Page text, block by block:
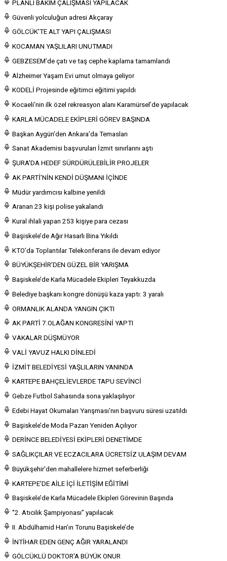
PLANLI BAKIM ÇALIŞMASI YAPILACAK
Güvenli yolculuğun adresi Akçaray
GÖLCÜK'TE ALT YAPI ÇALIŞMASI
KOCAMAN YAŞLILARI UNUTMADI
GEBZESEM’de çatı ve taş cephe kaplama tamamlandı
Alzheimer Yaşam Evi umut olmaya geliyor
KODELİ Projesinde eğitimci eğitimi yapıldı
Kocaeli’nin ilk özel rekreasyon alanı Karamürsel’de yapılacak
KARLA MÜCADELE EKİPLERİ GÖREV BAŞINDA
Başkan Aygün’den Ankara’da Temasları
Sanat Akademisi başvuruları İzmit sınırlarını aştı
ŞURA'DA HEDEF SÜRDÜRÜLEBİLİR PROJELER
AK PARTİ’NİN KENDİ DÜŞMANI İÇİNDE
Müdür yardımcısı kalbine yenildi
Aranan 23 kişi polise yakalandı
Kural ihlali yapan 253 kişiye para cezası
Başiskele’de Ağır Hasarlı Bina Yıkıldı
KTO’da Toplantılar Telekonferans ile devam ediyor
BÜYÜKŞEHİR'DEN GÜZEL BİR YARIŞMA
Başiskele’de Karla Mücadele Ekipleri Teyakkuzda
Belediye başkanı kongre dönüşü kaza yaptı: 3 yaralı
ORMANLIK ALANDA YANGIN ÇIKTI
AK PARTİ 7.OLAĞAN KONGRESİNİ YAPTI
VAKALAR DÜŞMÜYOR
VALİ YAVUZ HALKI DİNLEDİ
İZMİT BELEDİYESİ YAŞLILARIN YANINDA
KARTEPE BAHÇELİEVLERDE TAPU SEVİNCİ
Gebze Futbol Sahasında sona yaklaşılıyor
Edebi Hayat Okumaları Yarışması’nın başvuru süresi uzatıldı
Başiskele’de Moda Pazarı Yeniden Açılıyor
DERİNCE BELEDİYESİ EKİPLERİ DENETİMDE
SAĞLIKÇILAR VE ECZACILARA ÜCRETSİZ ULAŞIM DEVAM
Büyükşehir’den mahallelere hizmet seferberliği
KARTEPE’DE AİLE İÇİ İLETİŞİM EĞİTİMİ
Başiskele’de Karla Mücadele Ekipleri Görevinin Başında
‘’2. Atıcılık Şampiyonası’’ yapılacak
II. Abdülhamid Han’ın Torunu Başiskele’de
İNTİHAR EDEN GENÇ AĞIR YARALANDI
GÖLCÜKLÜ DOKTOR'A BÜYÜK ONUR